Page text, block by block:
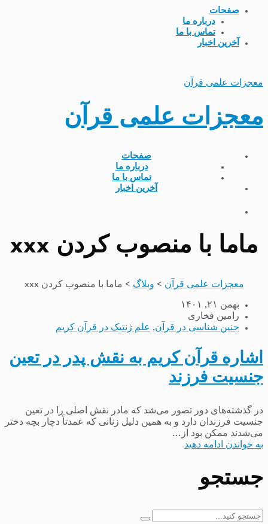
صفحات
درباره ما
تماس با ما
آخرین اخبار
معجزات علمی قرآن
معجزات علمی قرآن
صفحات
درباره ما
تماس با ما
آخرین اخبار
ماما با منصوب کردن xxx
معجزات علمی قرآن > وبلاگ > ماما با منصوب کردن xxx
بهمن ۲۱, ۱۴۰۱
رامین فخاری
جنین شناسی در قرآن, علم ژنتیک در قرآن کریم
اشاره قرآن کریم به نقش پدر در تعین
جنسیت فرزند
در گذشته‌های دور تصور می‌شد که مادر نقش اصلی را در تعین
جنسیت فرزندان دارد و به همین دلیل زنانی که عمدتاً دچار بچه دختر
می‌شدند ممکن بود از...
به خواندن ادامه دهید
جستجو
جستجو